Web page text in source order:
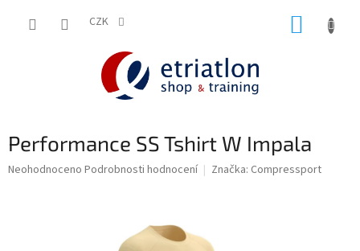
CZK
Performance SS Tshirt W Impala
Průměrné
Neohodnoceno Podrobnosti hodnocení Značka: Compressport
shop.etriatlon.cz - Chat